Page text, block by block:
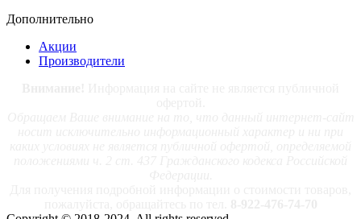
Дополнительно
Акции
Производители